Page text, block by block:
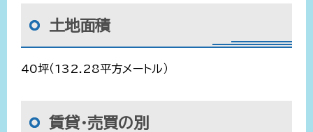
土地面積
40坪（132.28平方メートル）
賃貸・売買の別